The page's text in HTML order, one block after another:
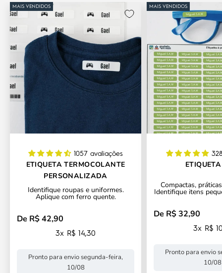
MAIS VENDIDOS
1057 avaliações
ETIQUETA TERMOCOLANTE
PERSONALIZADA
Identifique roupas e uniformes.
Aplique com ferro quente.
Preço promocional
De R$ 42,90
3x R$ 14,30
Pronto para envio segunda-feira,
10/08
MAIS VENDIDOS
Compactas,
Identifique itens
Preço promocional
De R$ 32,90
3x R$
Pronto para envio
10/08